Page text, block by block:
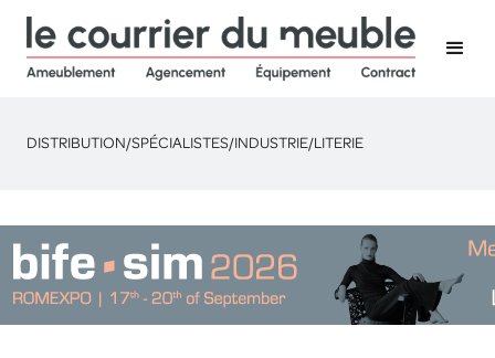
DISTRIBUTION/SPÉCIALISTES/INDUSTRIE/LITERIE